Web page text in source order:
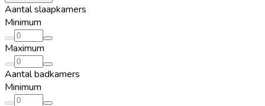
Aantal slaapkamers
Minimum
Maximum
Aantal badkamers
Minimum